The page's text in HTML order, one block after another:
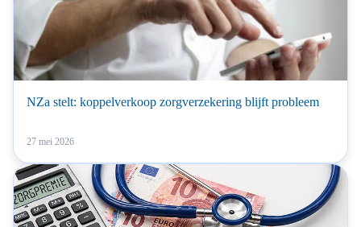
NZa stelt: koppelverkoop zorgverzekering blijft probleem
27 mei 2026